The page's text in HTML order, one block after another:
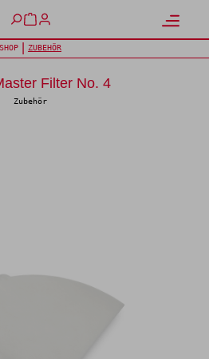
Warenkorb enthält 0
SHOP ZUBEHÖR
Filter No. 4
Zubehör